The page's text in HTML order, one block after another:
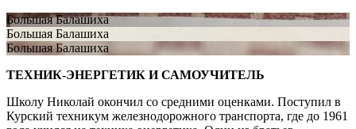
Большая Балашиха
Большая Балашиха
Большая Балашиха
ТЕХНИК-ЭНЕРГЕТИК И САМОУЧИТЕЛЬ
Школу Николай окончил со средними оценками. Поступил в
Курский техникум железнодорожного транспорта, где до 1961